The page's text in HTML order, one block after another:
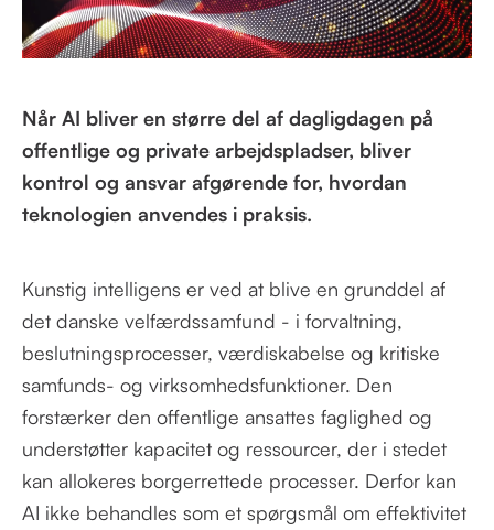
Når AI bliver en større del af dagligdagen på
offentlige og private arbejdspladser, bliver
kontrol og ansvar afgørende for, hvordan
teknologien anvendes i praksis.
Kunstig intelligens er ved at blive en grunddel af
det danske velfærdssamfund - i forvaltning,
beslutningsprocesser, værdiskabelse og kritiske
samfunds- og virksomhedsfunktioner. Den
forstærker den offentlige ansattes faglighed og
understøtter kapacitet og ressourcer, der i stedet
kan allokeres borgerrettede processer. Derfor kan
AI ikke behandles som et spørgsmål om effektivitet